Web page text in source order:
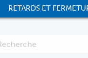
RETARDS ET